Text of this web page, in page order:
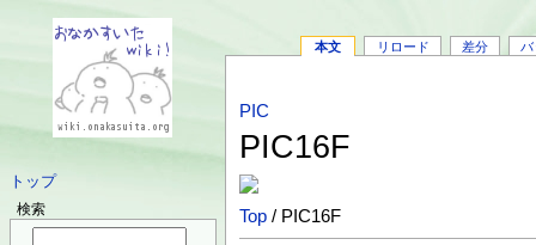
トップ
検索
本文 リロード 差分 バ
PIC
PIC16F
Top / PIC16F